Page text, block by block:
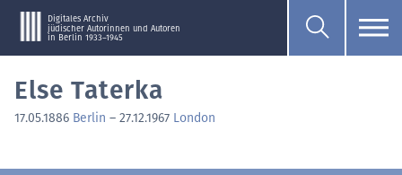
Digitales Archiv
jüdischer Autorinnen und Autoren
in Berlin 1933–1945
Else Taterka
17.05.1886 Berlin – 27.12.1967 London